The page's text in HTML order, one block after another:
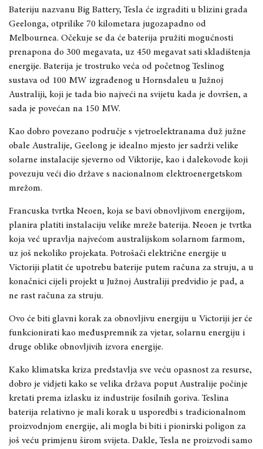
Bateriju nazvanu Big Battery, Tesla će izgraditi u blizini grada
Geelonga, otprilike 70 kilometara jugozapadno od
Melbournea. Očekuje se da će baterija pružiti mogućnosti
prenapona do 300 megavata, uz 450 megavat sati skladištenja
energije. Baterija je trostruko veća od početnog Teslinog
sustava od 100 MW izgrađenog u Hornsdaleu u Južnoj
Australiji, koji je tada bio najveći na svijetu kada je dovršen, a
sada je povećan na 150 MW.
Kao dobro povezano područje s vjetroelektranama duž južne
obale Australije, Geelong je idealno mjesto jer sadrži velike
solarne instalacije sjeverno od Viktorije, kao i dalekovode koji
povezuju veći dio države s nacionalnom elektroenergetskom
mrežom.
Francuska tvrtka Neoen, koja se bavi obnovljivom energijom,
planira platiti instalaciju velike mreže baterija. Neoen je tvrtka
koja već upravlja najvećom australijskom solarnom farmom,
uz još nekoliko projekata. Potrošači električne energije u
Victoriji platit će upotrebu baterije putem računa za struju, a u
konačnici cijeli projekt u Južnoj Australiji predvidio je pad, a
ne rast računa za struju.
Ovo će biti glavni korak za obnovljivu energiju u Victoriji jer će
funkcionirati kao međuspremnik za vjetar, solarnu energiju i
druge oblike obnovljivih izvora energije.
Kako klimatska kriza predstavlja sve veću opasnost za resurse,
dobro je vidjeti kako se velika država poput Australije počinje
kretati prema izlasku iz industrije fosilnih goriva. Teslina
baterija relativno je mali korak u usporedbi s tradicionalnom
proizvodnjom energije, ali mogla bi biti i pionirski poligon za
još veću primjenu širom svijeta. Dakle, Tesla ne proizvodi samo